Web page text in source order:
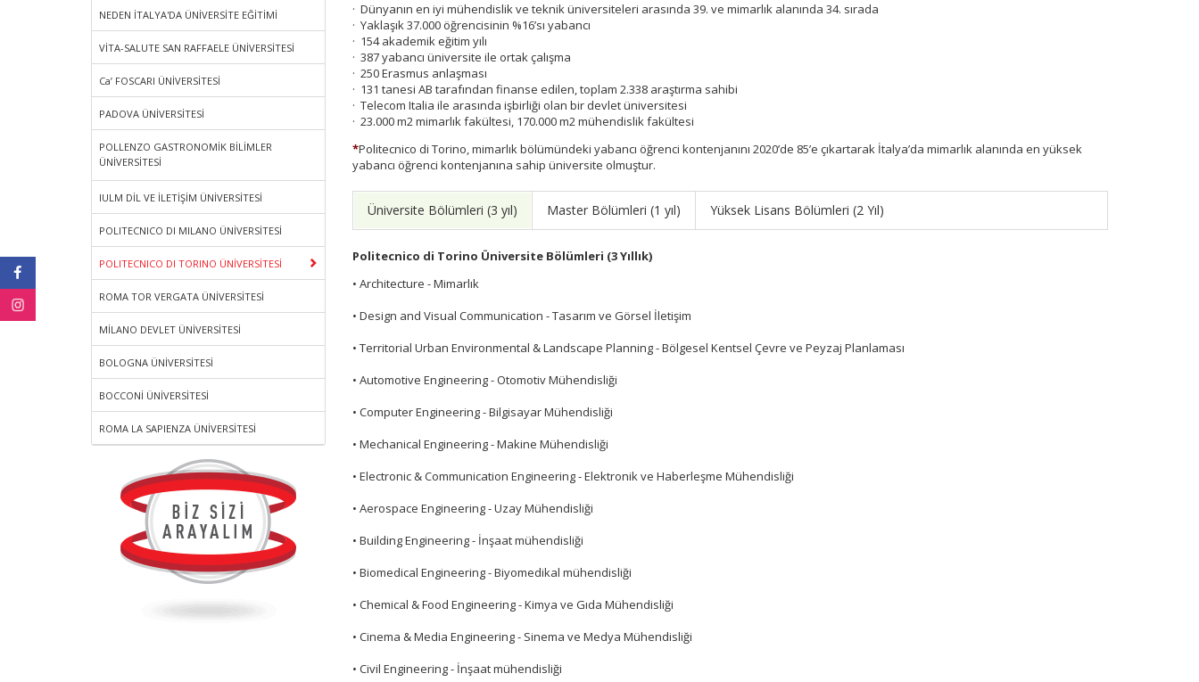
· Dünyanın en iyi mühendislik ve teknik üniversiteleri arasında 39. ve mimarlık alanında 34. sırada
· Yaklaşık37.000 öğrencisinin %16’sı yabancı
· 154 akademik eğitim yılı
· 387 yabancı üniversite ile ortak çalışma
· 250 Erasmus anlaşması
· 131 tanesi AB tarafından finanse edilen, toplam 2.338 araştırma sahibi
· Telecom Italia ile arasında işbirliği olan bir devlet üniversitesi
· 23.000 m2 mimarlık fakültesi, 170.000 m2 mühendislik fakültesi
*Politecnico di Torino, mimarlık bölümündeki yabancı öğrenci kontenjanını 2020’de 85’e çıkartarak İtalya’da mimarlık alanında en yüksek
yabancı öğrenci kontenjanına sahip üniversite olmuştur.
Üniversite Bölümleri (3 yıl) Master Bölümleri (1 yıl) Yüksek Lisans Bölümleri (2 Yıl)
Politecnico di Torino Üniversite Bölümleri (3 Yıllık)
• Architecture - Mimarlık
• Design and Visual Communication - Tasarım ve Görsel İletişim
• Territorial Urban Environmental & Landscape Planning - Bölgesel Kentsel Çevre ve Peyzaj Planlaması
• Automotive Engineering - Otomotiv Mühendisliği
• Computer Engineering - Bilgisayar Mühendisliği
• Mechanical Engineering - Makine Mühendisliği
• Electronic & Communication Engineering - Elektronik ve Haberleşme Mühendisliği
• Aerospace Engineering - Uzay Mühendisliği
• Building Engineering - İnşaat mühendisliği
• Biomedical Engineering - Biyomedikal mühendisliği
• Chemical & Food Engineering - Kimya ve Gıda Mühendisliği
• Cinema & Media Engineering - Sinema ve Medya Mühendisliği
• Civil Engineering - İnşaat mühendisliği
NEDEN İTALYA'DA ÜNİVERSİTE EĞİTİMİ
VİTA-SALUTE SAN RAFFAELE ÜNİVERSİTESİ
Ca’ FOSCARI ÜNİVERSİTESİ
PADOVA ÜNİVERSİTESİ
POLLENZO GASTRONOMİK BİLİMLER
ÜNİVERSİTESİ
IULM DİL VE İLETİŞİM ÜNİVERSİTESİ
POLITECNICO DI MILANO ÜNİVERSİTESİ
POLITECNICO DI TORINO ÜNİVERSİTESİ
ROMA TOR VERGATA ÜNİVERSİTESİ
MİLANO DEVLET ÜNİVERSİTESİ
BOLOGNA ÜNİVERSİTESİ
BOCCONİ ÜNİVERSİTESİ
ROMA LA SAPIENZA ÜNİVERSİTESİ